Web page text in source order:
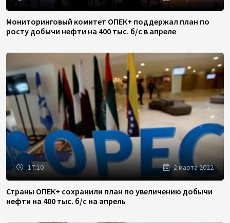
Мониторинговый комитет ОПЕК+ поддержал план по
росту добычи нефти на 400 тыс. б/с в апреле
17:10 2 марта 2022
Страны ОПЕК+ сохранили план по увеличению добычи
нефти на 400 тыс. б/с на апрель